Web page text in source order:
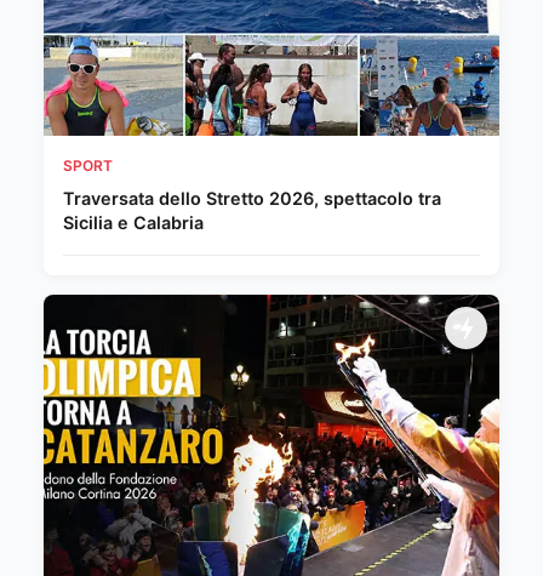
SPORT
Traversata dello Stretto 2026, spettacolo tra
Sicilia e Calabria